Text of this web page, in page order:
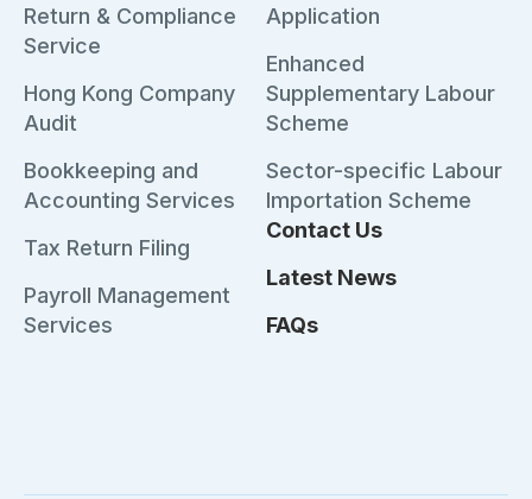
Return & Compliance
Service
Hong Kong Company
Audit
Bookkeeping and
Accounting Services
Tax Return Filing
Payroll Management
Services
Application
Enhanced
Supplementary Labour
Scheme
Sector-specific Labour
Importation Scheme
Contact Us
Latest News
FAQs